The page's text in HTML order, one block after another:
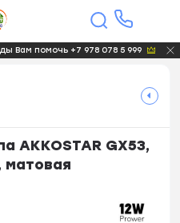
Вам помочь +7 978 078 5 999
AKKOSTAR GX53,
матовая